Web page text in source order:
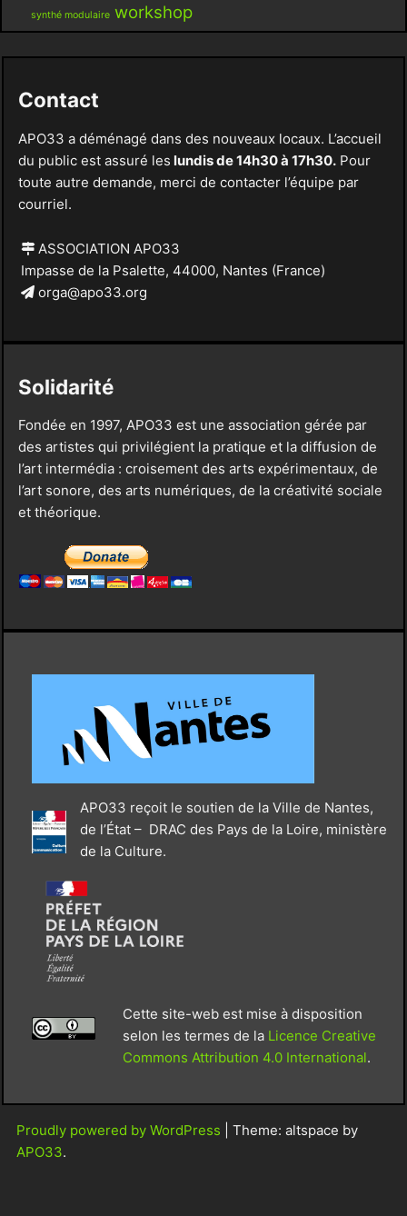
synthé modulaire workshop
Contact
APO33 a déménagé dans des nouveaux locaux. L’accueil
du public est assuré les lundis de 14h30 à 17h30.Pour
toute autre demande, merci de contacter l’équipe par
courriel.
ASSOCIATION APO33
Impasse de la Psalette, 44000, Nantes (France)
orga@apo33.org
Solidarité
Fondée en 1997, APO33 est une association gérée par
des artistes qui privilégient la pratique et la diffusion de
l’art intermédia : croisement des arts expérimentaux, de
l’art sonore, des arts numériques, de la créativité sociale
et théorique.
APO33 reçoit le soutien de la Ville de Nantes,
de l’État – DRAC des Pays de la Loire, ministère
de la Culture.
Cette site-web est mise à disposition
selon les termes de la Licence Creative
Commons Attribution 4.0 International.
Proudly powered by WordPress
Theme: altspace by
APO33.